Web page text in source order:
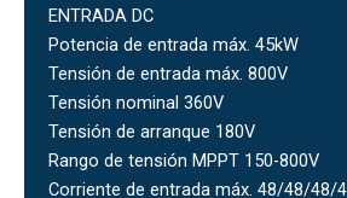
ENTRADA DC
Potencia de entrada máx. 45kW
Tensión de entrada máx. 800V
Tensión nominal 360V
Tensión de arranque 180V
Rango de tensión MPPT 150-800V
Corriente de entrada máx. 48/48/48/